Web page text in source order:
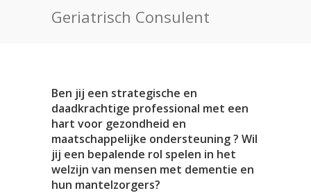
Geriatrisch Consulent
Ben jij een strategische en
daadkrachtige professional met een
hart voor gezondheid en
maatschappelijke ondersteuning ? Wil
jij een bepalende rol spelen in het
welzijn van mensen met dementie en
hun mantelzorgers?